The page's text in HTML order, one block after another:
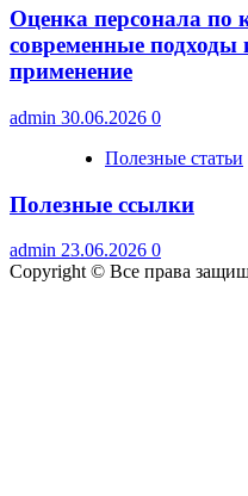
Оценка персонала по
современные подходы
применение
admin 30.06.2026 0
Полезные статьи
Полезные ссылки
admin 23.06.2026 0
Copyright © Все права